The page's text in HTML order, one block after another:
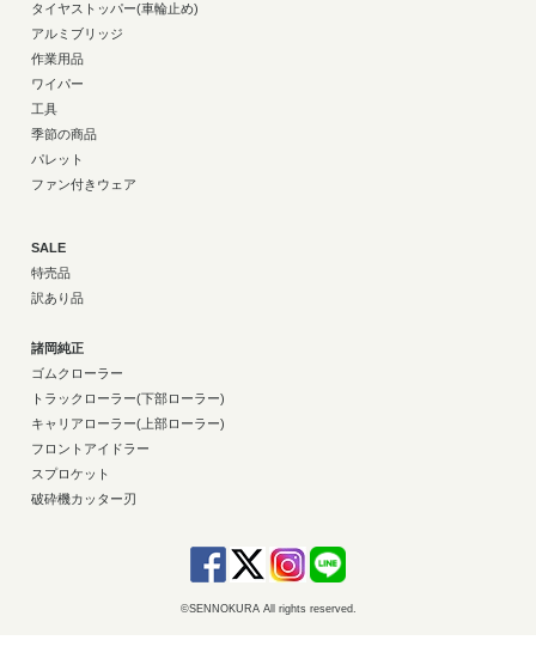
タイヤストッパー(車輪止め)
アルミブリッジ
作業用品
ワイパー
工具
季節の商品
パレット
ファン付きウェア
SALE
特売品
訳あり品
諸岡純正
ゴムクローラー
トラックローラー(下部ローラー)
キャリアローラー(上部ローラー)
フロントアイドラー
スプロケット
破砕機カッター刃
©SENNOKURA All rights reserved.